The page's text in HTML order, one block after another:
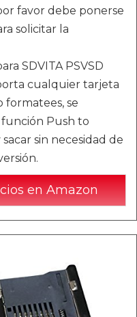
favor debe ponerse
solicitar la
SDVITA PSVSD
cualquier tarjeta
formatees, se
Push to
sin necesidad de
en Amazon